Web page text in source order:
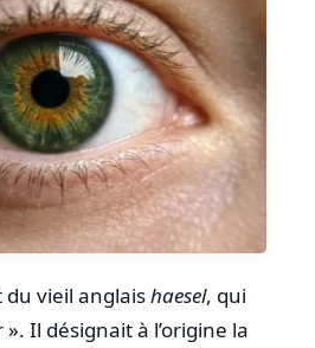
vieil anglaishaesel, qui
Il désignait à l’origine la